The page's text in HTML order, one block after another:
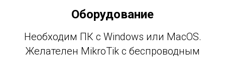
Оборудование
Необходим ПК с Windows или MacOS.
Желателен MikroTik с беспроводным